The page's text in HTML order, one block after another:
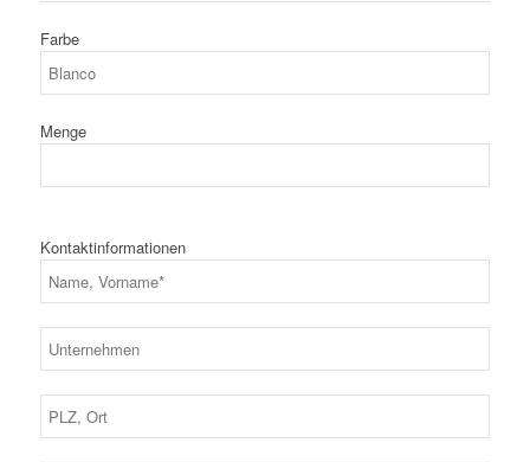
Farbe
Menge
Kontaktinformationen